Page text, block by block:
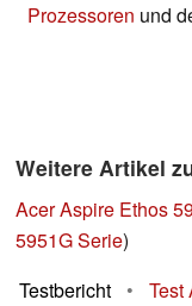
Prozessoren und
Weitere Artikel
Acer Aspire Ethos
5951G Serie)
Testbericht
•
Test